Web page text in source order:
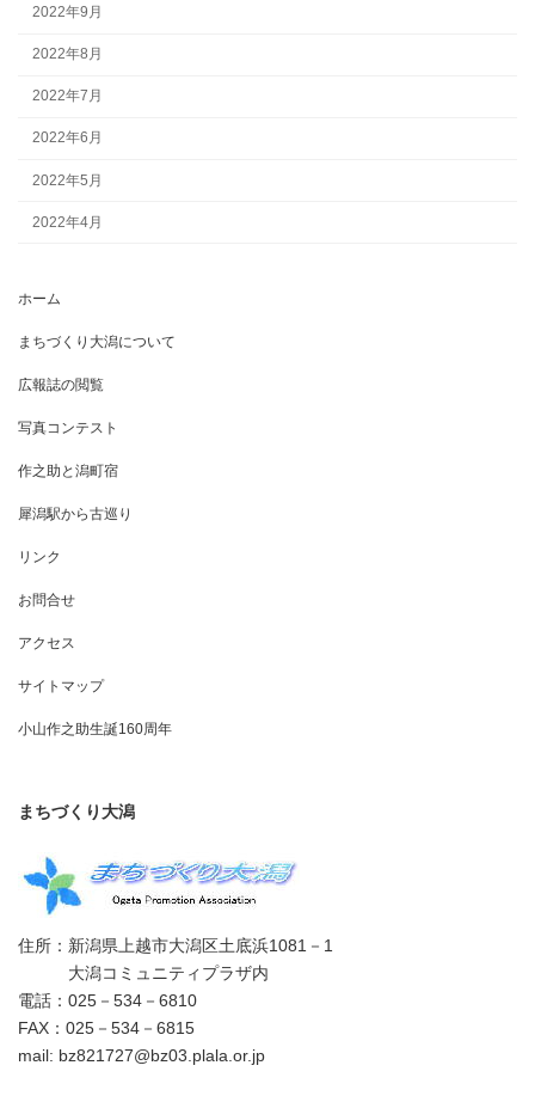
2022年9月
2022年8月
2022年7月
2022年6月
2022年5月
2022年4月
ホーム
まちづくり大潟について
広報誌の閲覧
写真コンテスト
作之助と潟町宿
犀潟駅から古巡り
リンク
お問合せ
アクセス
サイトマップ
小山作之助生誕160周年
まちづくり大潟
住所：新潟県上越市大潟区土底浜1081－1
大潟コミュニティプラザ内
電話：025－534－6810
FAX：025－534－6815
mail: bz821727@bz03.plala.or.jp